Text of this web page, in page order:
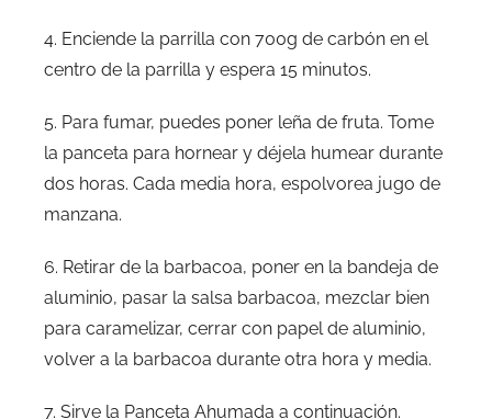
4. Enciende la parrilla con 700g de carbón en el
centro de la parrilla y espera 15 minutos.
5. Para fumar, puedes poner leña de fruta. Tome
la panceta para hornear y déjela humear durante
dos horas. Cada media hora, espolvorea jugo de
manzana.
6. Retirar de la barbacoa, poner en la bandeja de
aluminio, pasar la salsa barbacoa, mezclar bien
para caramelizar, cerrar con papel de aluminio,
volver a la barbacoa durante otra hora y media.
7. Sirve la Panceta Ahumada a continuación.